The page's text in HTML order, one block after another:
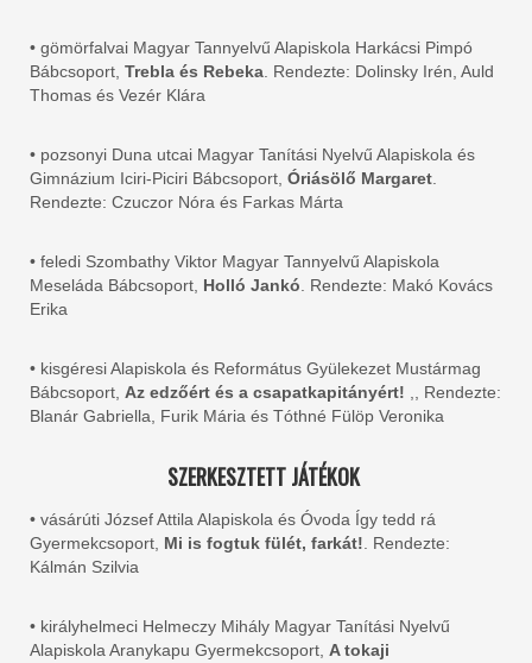
• gömörfalvai Magyar Tannyelvű Alapiskola Harkácsi Pimpó
Bábcsoport, Trebla és Rebeka . Rendezte: Dolinsky Irén, Auld
Thomas és Vezér Klára
• pozsonyi Duna utcai Magyar Tanítási Nyelvű Alapiskola és
Gimnázium Iciri-Piciri Bábcsoport, Óriásölő Margaret
Rendezte: Czuczor Nóra és Farkas Márta
• feledi Szombathy Viktor Magyar Tannyelvű Alapiskola
Meseláda Bábcsoport, Holló Jankó . Rendezte: Makó Kovács
Erika
• kisgéresi Alapiskola és Református Gyülekezet Mustármag
Bábcsoport, Az edzőért és a csapatkapitányért! ,, Rendezte:
Blanár Gabriella, Furik Mária és Tóthné Fülöp Veronika
SZERKESZTETT JÁTÉKOK
• vásárúti József Attila Alapiskola és Óvoda Így tedd rá
Gyermekcsoport, Mi is fogtuk fülét, farkát! . Rendezte:
Kálmán Szilvia
• királyhelmeci Helmeczy Mihály Magyar Tanítási Nyelvű
Alapiskola Aranykapu Gyermekcsoport, A tokaji